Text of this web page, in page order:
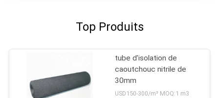
Top Produits
tube d'isolation de
caoutchouc nitrile de
30mm
USD150-300/m³ MOQ:1 m3